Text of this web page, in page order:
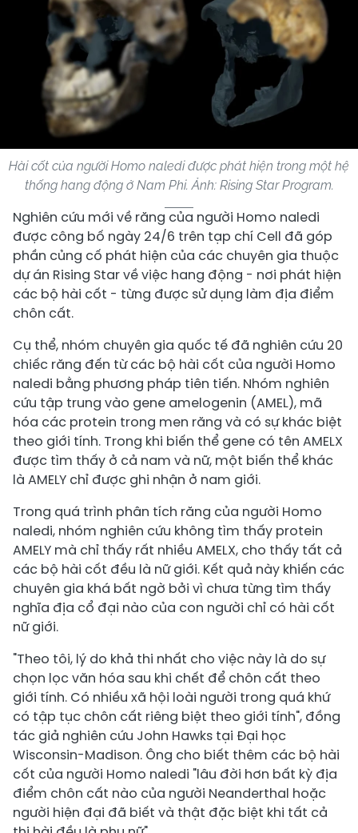
Hài cốt của người Homo naledi được phát hiện trong một hệ
thống hang động ở Nam Phi. Ảnh: Rising Star Program.
Nghiên cứu mới về răng của người Homo naledi
được công bố ngày 24/6 trên tạp chí Cell đã góp
phần củng cố phát hiện của các chuyên gia thuộc
dự án Rising Star về việc hang động - nơi phát hiện
các bộ hài cốt - từng được sử dụng làm địa điểm
chôn cất.
Cụ thể, nhóm chuyên gia quốc tế đã nghiên cứu 20
chiếc răng đến từ các bộ hài cốt của người Homo
naledi bằng phương pháp tiên tiến. Nhóm nghiên
cứu tập trung vào gene amelogenin (AMEL), mã
hóa các protein trong men răng và có sự khác biệt
theo giới tính. Trong khi biến thể gene có tên AMELX
được tìm thấy ở cả nam và nữ, một biến thể khác
là AMELY chỉ được ghi nhận ở nam giới.
Trong quá trình phân tích răng của người Homo
naledi, nhóm nghiên cứu không tìm thấy protein
AMELY mà chỉ thấy rất nhiều AMELX, cho thấy tất cả
các bộ hài cốt đều là nữ giới. Kết quả này khiến các
chuyên gia khá bất ngờ bởi vì chưa từng tìm thấy
nghĩa địa cổ đại nào của con người chỉ có hài cốt
nữ giới.
"Theo tôi, lý do khả thi nhất cho việc này là do sự
chọn lọc văn hóa sau khi chết để chôn cất theo
giới tính. Có nhiều xã hội loài người trong quá khứ
có tập tục chôn cất riêng biệt theo giới tính", đồng
tác giả nghiên cứu John Hawks tại Đại học
Wisconsin-Madison. Ông cho biết thêm các bộ hài
cốt của người Homo naledi "lâu đời hơn bất kỳ địa
điểm chôn cất nào của người Neanderthal hoặc
người hiện đại đã biết và thật đặc biệt khi tất cả